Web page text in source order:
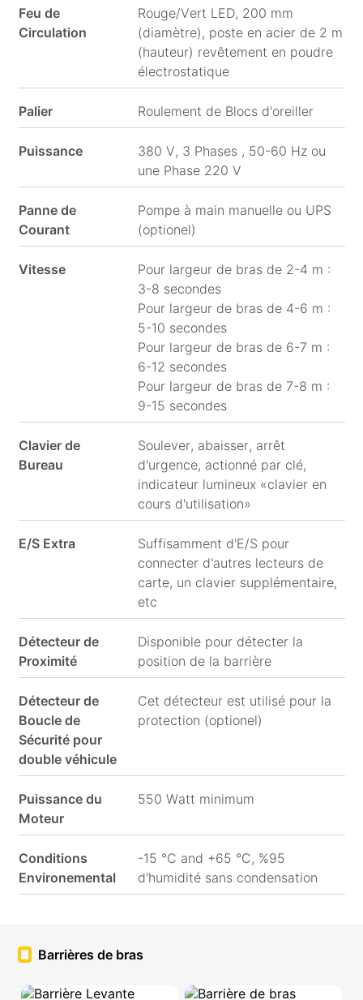
Feu de
Circulation
Rouge/Vert LED, 200 mm
(diamètre), poste en acier de 2 m
(hauteur) revêtement en poudre
électrostatique
Palier Roulement de Blocs d'oreiller
Puissance
380 V, 3 Phases , 50-60 Hz ou
une Phase 220 V
Panne de
Courant
Pompe à main manuelle ou UPS
(optionel)
Vitesse
Pour largeur de bras de 2-4 m :
3-8 secondes
Pour largeur de bras de 4-6 m :
5-10 secondes
Pour largeur de bras de 6-7 m :
6-12 secondes
Pour largeur de bras de 7-8 m :
9-15 secondes
Clavier de
Bureau
Soulever, abaisser, arrêt
d'urgence, actionné par clé,
indicateur lumineux «clavier en
cours d'utilisation»
E/S Extra
Suffisamment d'E/S pour
connecter d'autres lecteurs de
carte, un clavier supplémentaire,
etc
Détecteur de
Proximité
Disponible pour détecter la
position de la barrière
Détecteur de
Boucle de
Sécurité pour
double véhicule
Cet détecteur est utilisé pour la
protection (optionel)
Puissance du
Moteur
550 Watt minimum
Conditions
Environemental
-15 °C and +65 °C, %95
d'humidité sans condensation
Barrières de bras